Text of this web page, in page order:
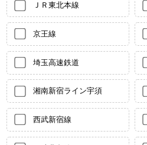
ＪＲ東北本線
京王線
埼玉高速鉄道
湘南新宿ライン宇須
西武新宿線